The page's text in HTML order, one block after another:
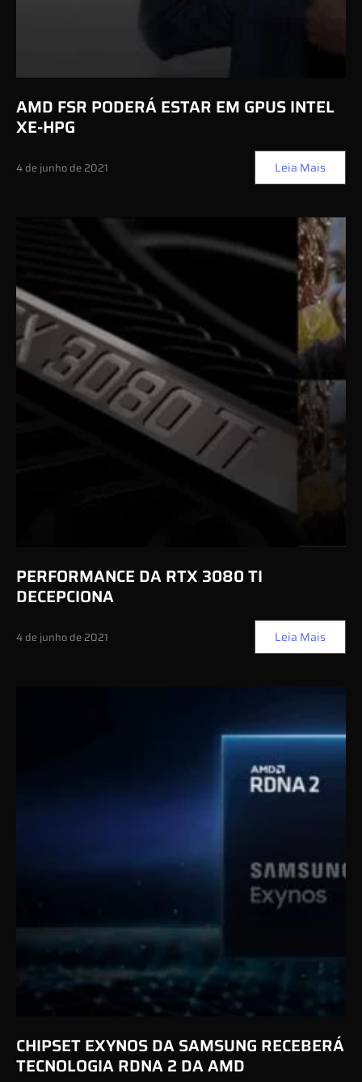
AMD FSR PODERÁ ESTAR EM GPUS INTEL
XE-HPG
4 de junho de 2021 Leia Mais
PERFORMANCE DA RTX 3080 TI
DECEPCIONA
4 de junho de 2021 Leia Mais
CHIPSET EXYNOS DA SAMSUNG RECEBERÁ
TECNOLOGIA RDNA 2 DA AMD